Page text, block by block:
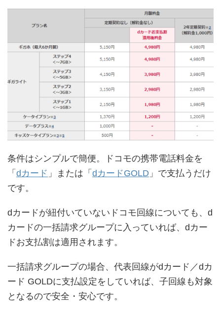
条件はシンプルで簡便。ドコモの携帯電話料金を
「 dカード 」または「 dカードGOLD 」で支払うだけ
です。
dカードが紐付いていないドコモ回線についても、d
カードの一括請求グループに入っていれば、dカー
ドお支払割は適用されます。
一括請求グループの場合、代表回線がdカード／dカ
ード GOLDに支払設定をしていれば、子回線も対象
となるので安全・安心です。